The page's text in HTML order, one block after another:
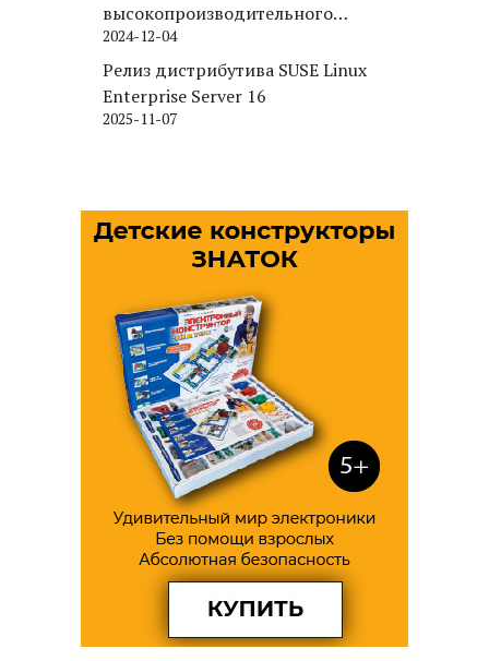
высокопроизводительного
движка хранения для PostgreSQL
2024-12-04
Релиз дистрибутива SUSE Linux
Enterprise Server 16
2025-11-07